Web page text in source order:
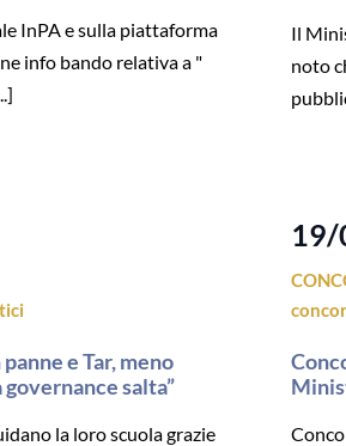
InPA e sulla piattaforma
info bando relativa a "
Il
noto
e Tar, meno
salta”
la loro scuola grazie
19/